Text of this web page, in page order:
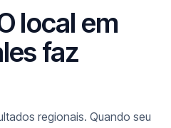
local em
faz
regionais. Quando seu